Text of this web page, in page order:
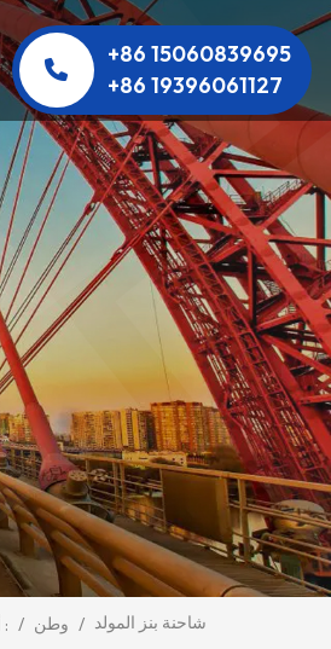
+86 15060839695
+86 19396061127
أنت في : / وطن / شاحنة بنز المولد